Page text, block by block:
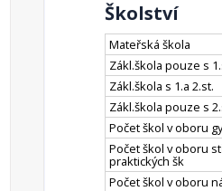
Školství
Mateřská škola
Zákl.škola pouze s
Zákl.škola s 1.a 2.st.
Zákl.škola pouze s
Počet škol v oboru
Počet škol v oboru
praktických šk
Počet škol v oboru